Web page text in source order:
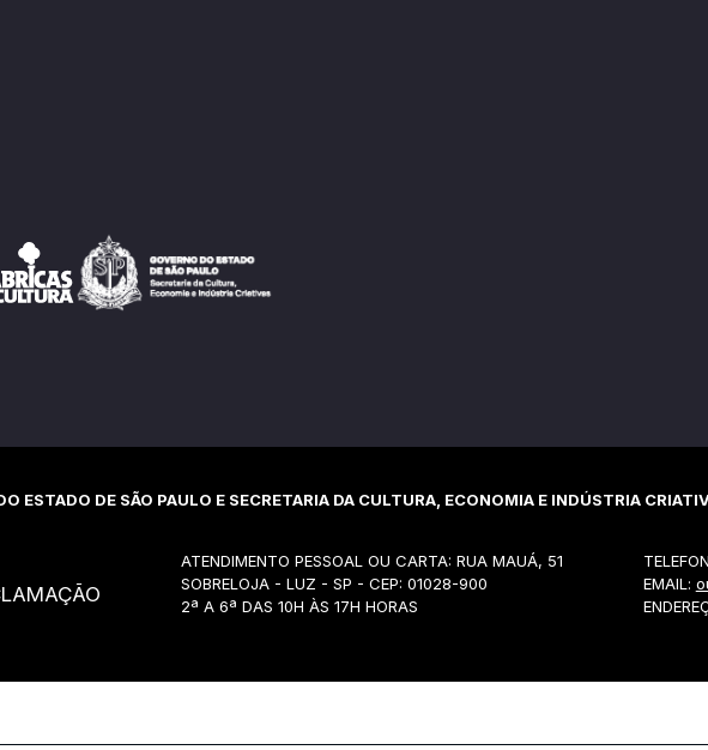
ESTADO DE SÃO PAULO E SECRETARIA DA CULTURA, ECONOMIA E INDÚSTRIA
ATENDIMENTO PESSOAL OU CARTA: RUA MAUÁ, 51
SOBRELOJA - LUZ - SP - CEP: 01028-900
2ª A 6ª DAS 10H ÀS 17H HORAS
EMAIL: